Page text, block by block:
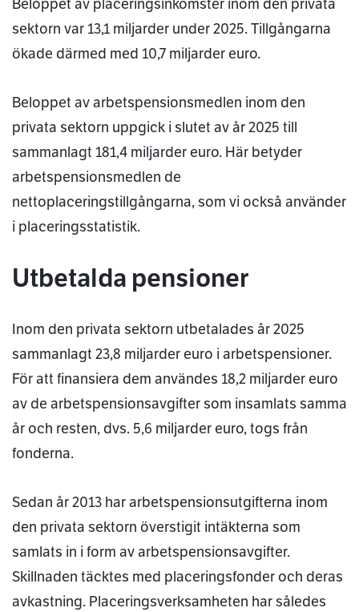
Beloppet av placeringsinkomster inom den privata
sektorn var 13,1 miljarder under 2025. Tillgångarna
ökade därmed med 10,7 miljarder euro.
Beloppet av arbetspensionsmedlen inom den
privata sektorn uppgick i slutet av år 2025 till
sammanlagt 181,4 miljarder euro. Här betyder
arbetspensionsmedlen de
nettoplaceringstillgångarna, som vi också använder
i placeringsstatistik.
Utbetalda pensioner
Inom den privata sektorn utbetalades år 2025
sammanlagt 23,8 miljarder euro i arbetspensioner.
För att finansiera dem användes 18,2 miljarder euro
av de arbetspensionsavgifter som insamlats samma
år och resten, dvs. 5,6 miljarder euro, togs från
fonderna.
Sedan år 2013 har arbetspensionsutgifterna inom
den privata sektorn överstigit intäkterna som
samlats in i form av arbetspensionsavgifter.
Skillnaden täcktes med placeringsfonder och deras
avkastning. Placeringsverksamheten har således